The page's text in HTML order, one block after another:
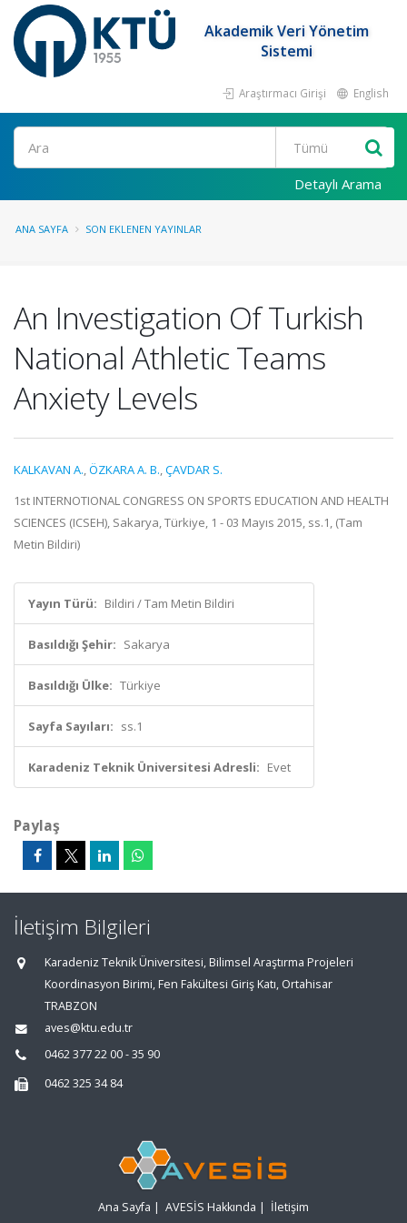
Akademik Veri Yönetim
Sistemi
Araştırmacı Girişi English
Ara
Detaylı Arama
ANA SAYFA SON EKLENEN YAYINLAR
An Investigation Of Turkish
National Athletic Teams
Anxiety Levels
KALKAVAN A.,ÖZKARA A. B.,ÇAVDAR S.
1st INTERNOTIONAL CONGRESS ON SPORTS EDUCATION AND HEALTH
SCIENCES (ICSEH), Sakarya, Türkiye, 1 - 03 Mayıs 2015, ss.1, (Tam
Metin Bildiri)
Yayın Türü: Bildiri / Tam Metin Bildiri
Basıldığı Şehir: Sakarya
Basıldığı Ülke: Türkiye
Sayfa Sayıları: ss.1
Karadeniz Teknik Üniversitesi Adresli: Evet
Paylaş
İletişim Bilgileri
Karadeniz Teknik Üniversitesi, Bilimsel Araştırma Projeleri
Koordinasyon Birimi, Fen Fakültesi Giriş Katı, Ortahisar
TRABZON
aves@ktu.edu.tr
0462 377 22 00 - 35 90
0462 325 34 84
Ana Sayfa | AVESİS Hakkında | İletişim